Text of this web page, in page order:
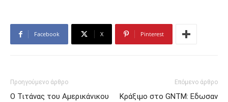
Facebook X Pinterest
Προηγούμενο άρθρο
Ο Τιτάνας του Αμερικάνικου
Επόμενο άρθρο
Κράξιμο στο GNTM: Εδωσαν